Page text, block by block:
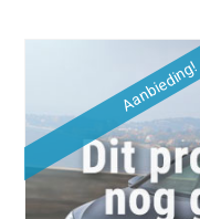
Aanbieding!